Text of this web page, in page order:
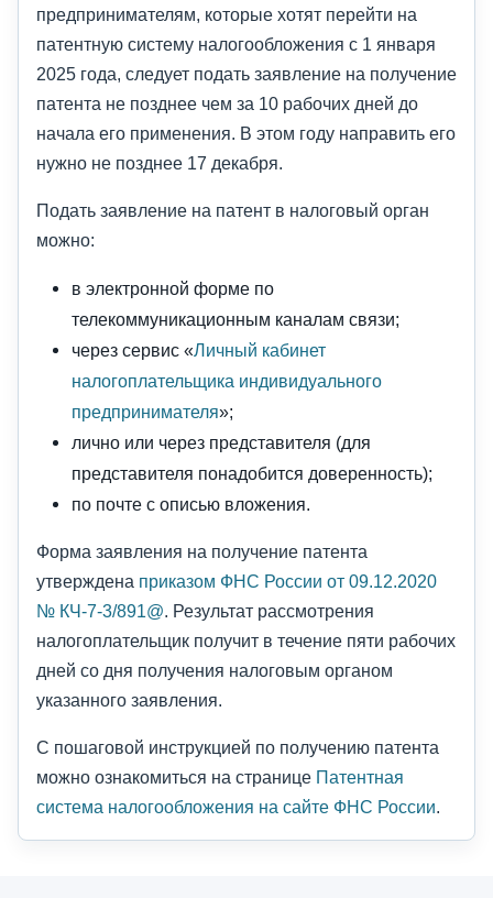
предпринимателям, которые хотят перейти на
патентную систему налогообложения с 1 января
2025 года, следует подать заявление на получение
патента не позднее чем за 10 рабочих дней до
начала его применения. В этом году направить его
нужно не позднее 17 декабря.
Подать заявление на патент в налоговый орган
можно:
в электронной форме по
телекоммуникационным каналам связи;
через сервис «Личный кабинет
налогоплательщика индивидуального
предпринимателя»;
лично или через представителя (для
представителя понадобится доверенность);
по почте с описью вложения.
Форма заявления на получение патента
утверждена приказом ФНС России от 09.12.2020
№ КЧ-7-3/891@. Результат рассмотрения
налогоплательщик получит в течение пяти рабочих
дней со дня получения налоговым органом
указанного заявления.
С пошаговой инструкцией по получению патента
можно ознакомиться на странице Патентная
система налогообложения на сайте ФНС России.